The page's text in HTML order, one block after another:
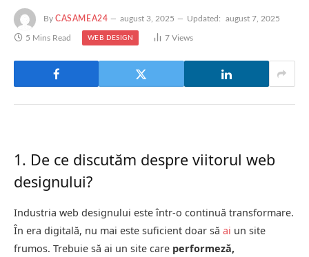
By CASAMEA24 august 3, 2025 Updated: august 7, 2025
5 Mins Read WEB DESIGN 7 Views
1. De ce discutăm despre viitorul web
designului?
Industria web designului este într-o continuă transformare.
În era digitală, nu mai este suficient doar să ai un site
frumos. Trebuie să ai un site care performeză,